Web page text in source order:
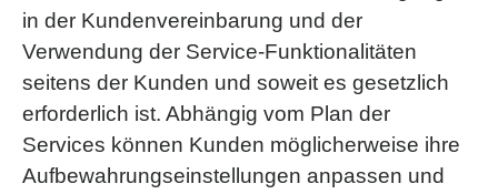
in der Kundenvereinbarung und der
Verwendung der Service-Funktionalitäten
seitens der Kunden und soweit es gesetzlich
erforderlich ist. Abhängig vom Plan der
Services können Kunden möglicherweise ihre
Aufbewahrungseinstellungen anpassen und